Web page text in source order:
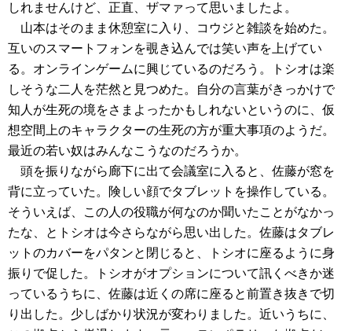
しれませんけど、正直、ザマァって思いましたよ。
山本はそのまま休憩室に入り、コウジと雑談を始めた。
互いのスマートフォンを覗き込んでは笑い声を上げてい
る。オンラインゲームに興じているのだろう。トシオは楽
しそうな二人を茫然と見つめた。自分の言葉がきっかけで
知人が生死の境をさまよったかもしれないというのに、仮
想空間上のキャラクターの生死の方が重大事項のようだ。
最近の若い奴はみんなこうなのだろうか。
頭を振りながら廊下に出て会議室に入ると、佐藤が窓を
背に立っていた。険しい顔でタブレットを操作している。
そういえば、この人の役職が何なのか聞いたことがなかっ
たな、とトシオは今さらながら思い出した。佐藤はタブレ
ットのカバーをパタンと閉じると、トシオに座るように身
振りで促した。トシオがオプションについて訊くべきか迷
っているうちに、佐藤は近くの席に座ると前置き抜きで切
り出した。少しばかり状況が変わりました。近いうちに、